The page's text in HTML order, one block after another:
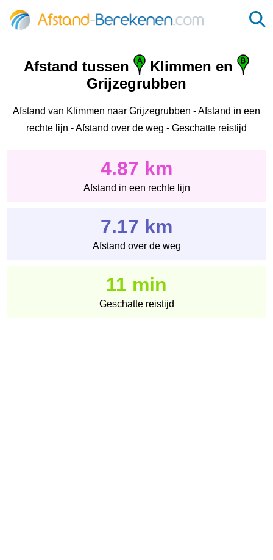
Afstand tussen
Klimmen en
Grijzegrubben
Afstand van Klimmen naar Grijzegrubben - Afstand in een
rechte lijn - Afstand over de weg - Geschatte reistijd
4.87 km
Afstand in een rechte lijn
7.17 km
Afstand over de weg
11 min
Geschatte reistijd